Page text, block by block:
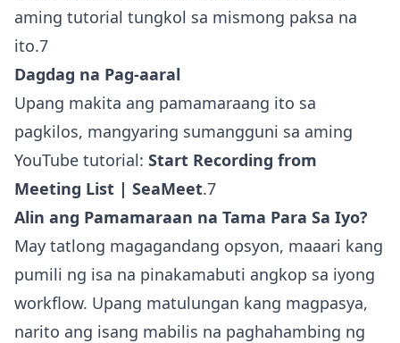
aming tutorial tungkol sa mismong paksa na
ito.7
Dagdag na Pag-aaral
Upang makita ang pamamaraang ito sa
pagkilos, mangyaring sumangguni sa aming
YouTube tutorial: Start Recording from
Meeting List | SeaMeet.7
Alin ang Pamamaraan na Tama Para Sa Iyo?
May tatlong magagandang opsyon, maaari kang
pumili ng isa na pinakamabuti angkop sa iyong
workflow. Upang matulungan kang magpasya,
narito ang isang mabilis na paghahambing ng